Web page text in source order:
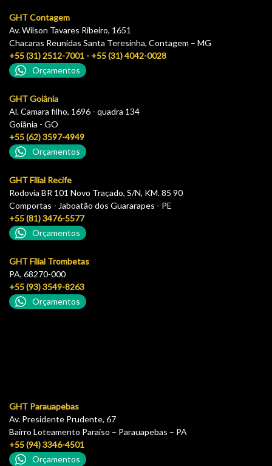
GHT Contagem
Av. Wilson Tavares Ribeiro, 1651
Chacaras Reunidas Santa Teresinha, Contagem – MG
+55 (31) 2512-7001 - +55 (31) 4042-0028
Orçamentos
GHT Goiânia
Al. Camara filho, 1696 - quadra 134
Goiãnia - GO
+55 (62) 3597-4949
Orçamentos
GHT Filial Recife
Rodovia BR 101 Novo Traçado, S/N, KM. 85 90
Comportas - Jaboatão dos Guararapes - PE
+55 (81) 3476-5577
Orçamentos
GHT Filial Trombetas
PA, 68270-000
+55 (93) 3549-8263
Orçamentos
GHT Parauapebas
Av. Presidente Prudente, 67
Bairro Loteamento Paraíso – Parauapebas – PA
+55 (94) 3346-4501
Orçamentos